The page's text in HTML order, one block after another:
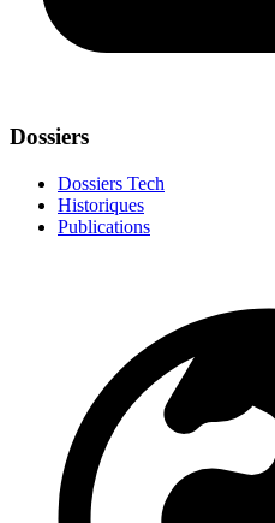
Dossiers
Dossiers Tech
Historiques
Publications